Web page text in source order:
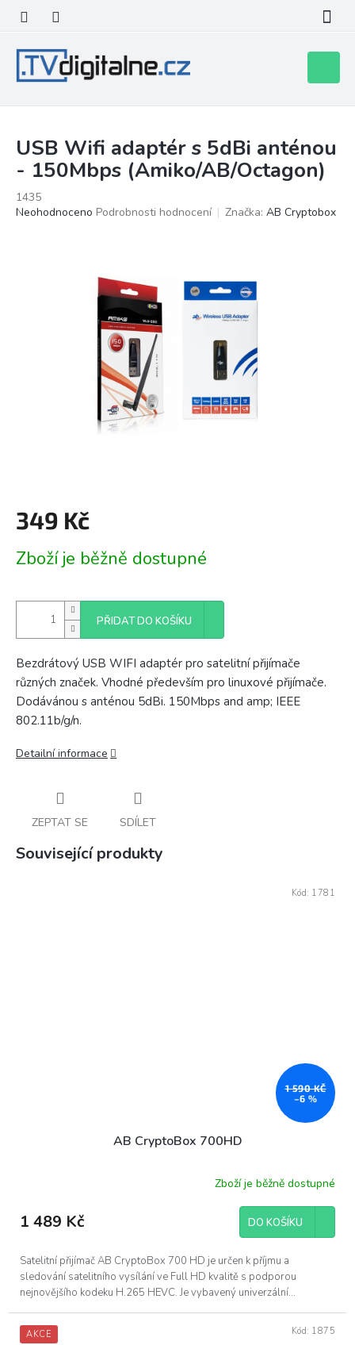
obsah
košík
USB Wifi adaptér s 5dBi anténou
- 150Mbps (Amiko/AB/Octagon)
1435
Průměrné
Neohodnoceno Podrobnosti hodnocení Značka: AB Cryptobox
349 Kč
cena:
Zboží je běžně dostupné
PŘIDAT DO KOŠÍKU
Bezdrátový USB WIFI adaptér pro satelitní přijímače
různých značek. Vhodné především pro linuxové přijímače.
Dodávánou s anténou 5dBi. 150Mbps and amp; IEEE
802.11b/g/n.
Detailní informace
ZEPTAT SE SDÍLET
Související produkty
1 590 KČ
–6 %
AB CryptoBox 700HD
Zboží je běžně dostupné
1 489 Kč DO KOŠÍKU
Satelitní přijímač AB CryptoBox 700 HD je určen k příjmu a
sledování satelitního vysílání ve Full HD kvalitě s podporou
nejnovějšího kodeku H.265 HEVC. Je vybavený univerzální...
Kód: 1781
AKCE Kód: 1875